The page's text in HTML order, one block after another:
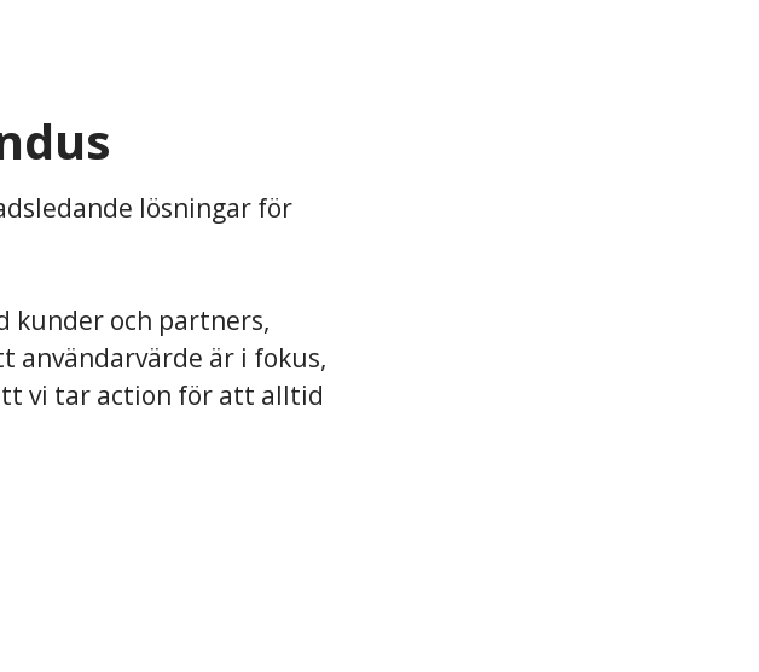
lösningar för
kunder och partners,
användarvärde är i fokus,
vi tar action för att alltid